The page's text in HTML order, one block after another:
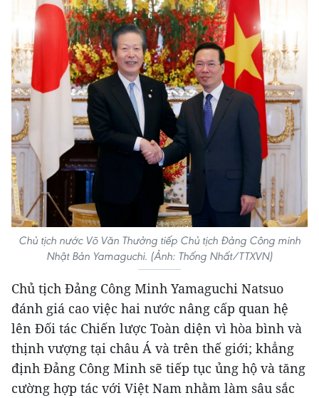
Chủ tịch nước Võ Văn Thưởng tiếp Chủ tịch Đảng Công minh
Nhật Bản Yamaguchi. (Ảnh: Thống Nhất/TTXVN)
Chủ tịch Đảng Công Minh Yamaguchi Natsuo
đánh giá cao việc hai nước nâng cấp quan hệ
lên Đối tác Chiến lược Toàn diện vì hòa bình và
thịnh vượng tại châu Á và trên thế giới; khẳng
định Đảng Công Minh sẽ tiếp tục ủng hộ và tăng
cường hợp tác với Việt Nam nhằm làm sâu sắc